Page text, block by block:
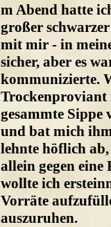
m Abend hatte
großer
mit mir - in
sicher, aber es
kommunizierte.
Trockenproviant
gesammte
und bat mich
lehnte höflich
allein gegen
wollte ich
Vorräte
auszuruhen.